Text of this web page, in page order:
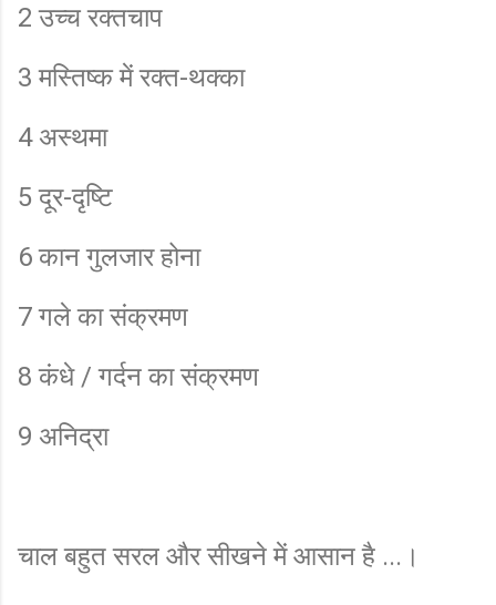
2 उच्च रक्तचाप
3 मस्तिष्क में रक्त-थक्का
4 अस्थमा
5 दूर-दृष्टि
6 कान गुलजार होना
7 गले का संक्रमण
8 कंधे / गर्दन का संक्रमण
9 अनिद्रा
चाल बहुत सरल और सीखने में आसान है ...।